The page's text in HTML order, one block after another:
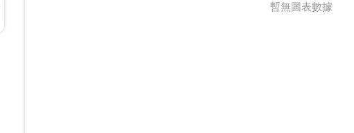
暫無圖表數據